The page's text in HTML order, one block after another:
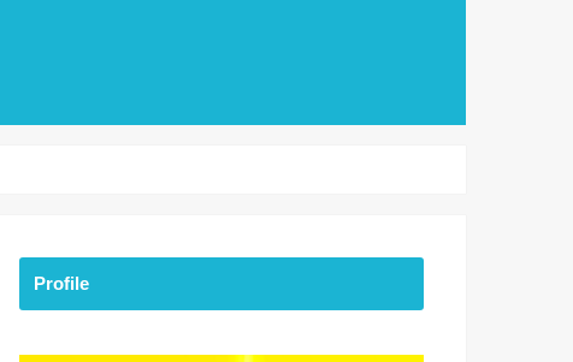
Profile